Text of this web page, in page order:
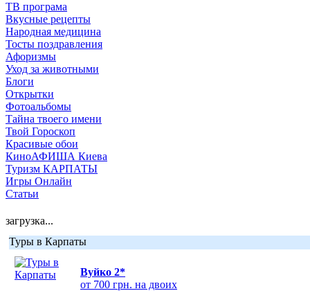
ТВ програма
Вкусные рецепты
Народная медицина
Тосты поздравления
Афоризмы
Уход за животными
Блоги
Открытки
Фотоальбомы
Тайна твоего имени
Твой Гороскоп
Красивые обои
КиноАФИША Киева
Туризм КАРПАТЫ
Игры Онлайн
Статьи
загрузка...
Туры в Карпаты
Вуйко 2*
от 700 грн. на двоих